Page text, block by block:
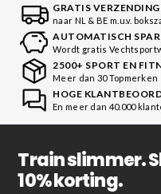
GRATIS
naar NL & BE m.u.v.
AUTOMATISCH
Wordt gratis
2500+ SPORT EN
Meer dan 30 Topmerken
HOGE
En meer dan 40.000
Train slimmer.
10% korting.